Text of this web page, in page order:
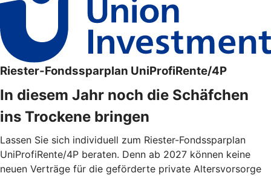
Riester-Fondssparplan UniProfiRente/4P
In diesem Jahr noch die Schäfchen
ins Trockene bringen
Lassen Sie sich individuell zum Riester-Fondssparplan
UniProfiRente/4P beraten. Denn ab 2027 können keine
neuen Verträge für die geförderte private Altersvorsorge